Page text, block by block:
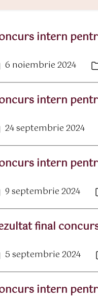
intern
6 noiembrie 2024
intern
24 septembrie 2024
intern
9 septembrie 2024
final
5 septembrie 2024
intern